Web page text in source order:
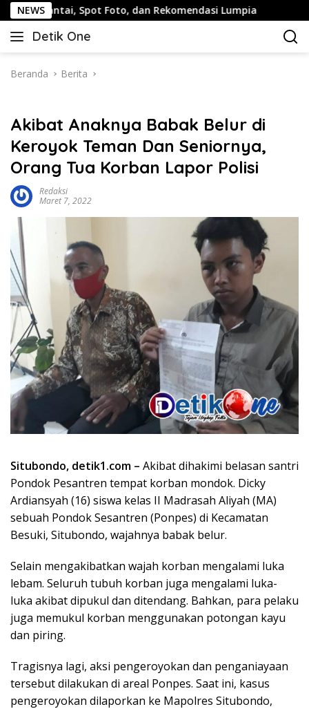
Langsung
ke
konten
NEWS
Spot Foto, dan Rekomendasi Lumpia Panduan
Detik One
Tajam
Fakta
Beranda Berita
Akibat Anaknya Babak Belur di
Keroyok Teman Dan Seniornya,
Orang Tua Korban Lapor Polisi
Redaksi
Maret 7, 2022
Situbondo, detik1.com – Akibat dihakimi belasan santri
Pondok Pesantren tempat korban mondok. Dicky
Ardiansyah (16) siswa kelas II Madrasah Aliyah (MA)
sebuah Pondok Sesantren (Ponpes) di Kecamatan
Besuki, Situbondo, wajahnya babak belur.
Selain mengakibatkan wajah korban mengalami luka
lebam. Seluruh tubuh korban juga mengalami luka-
luka akibat dipukul dan ditendang. Bahkan, para pelaku
juga memukul korban menggunakan potongan kayu
dan piring.
Tragisnya lagi, aksi pengeroyokan dan penganiayaan
tersebut dilakukan di areal Ponpes. Saat ini, kasus
pengeroyokan dilaporkan ke Mapolres Situbondo,